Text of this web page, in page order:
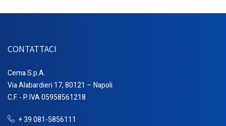
CONTATTACI
Cema S.p.A.
Via Alabardieri 17, 80121 – Napoli
C.F. - P. IVA 05958561218
+ 39 081-5856111